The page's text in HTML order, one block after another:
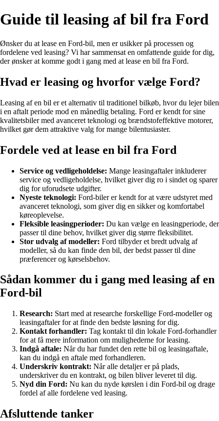
Guide til leasing af bil fra Ford
Ønsker du at lease en Ford-bil, men er usikker på processen og
fordelene ved leasing? Vi har sammensat en omfattende guide for dig,
der ønsker at komme godt i gang med at lease en bil fra Ford.
Hvad er leasing og hvorfor vælge Ford?
Leasing af en bil er et alternativ til traditionel bilkøb, hvor du lejer bilen
i en aftalt periode mod en månedlig betaling. Ford er kendt for sine
kvalitetsbiler med avanceret teknologi og brændstofeffektive motorer,
hvilket gør dem attraktive valg for mange bilentusiaster.
Fordele ved at lease en bil fra Ford
Service og vedligeholdelse: Mange leasingaftaler inkluderer
service og vedligeholdelse, hvilket giver dig ro i sindet og sparer
dig for uforudsete udgifter.
Nyeste teknologi: Ford-biler er kendt for at være udstyret med
avanceret teknologi, som giver dig en sikker og komfortabel
køreoplevelse.
Fleksible leasingperioder: Du kan vælge en leasingperiode, der
passer til dine behov, hvilket giver dig større fleksibilitet.
Stor udvalg af modeller: Ford tilbyder et bredt udvalg af
modeller, så du kan finde den bil, der bedst passer til dine
præferencer og kørselsbehov.
Sådan kommer du i gang med leasing af en
Ford-bil
Research: Start med at researche forskellige Ford-modeller og
leasingaftaler for at finde den bedste løsning for dig.
Kontakt forhandler: Tag kontakt til din lokale Ford-forhandler
for at få mere information om mulighederne for leasing.
Indgå aftale: Når du har fundet den rette bil og leasingaftale,
kan du indgå en aftale med forhandleren.
Underskriv kontrakt: Når alle detaljer er på plads,
underskriver du en kontrakt, og bilen bliver leveret til dig.
Nyd din Ford: Nu kan du nyde kørslen i din Ford-bil og drage
fordel af alle fordelene ved leasing.
Afsluttende tanker